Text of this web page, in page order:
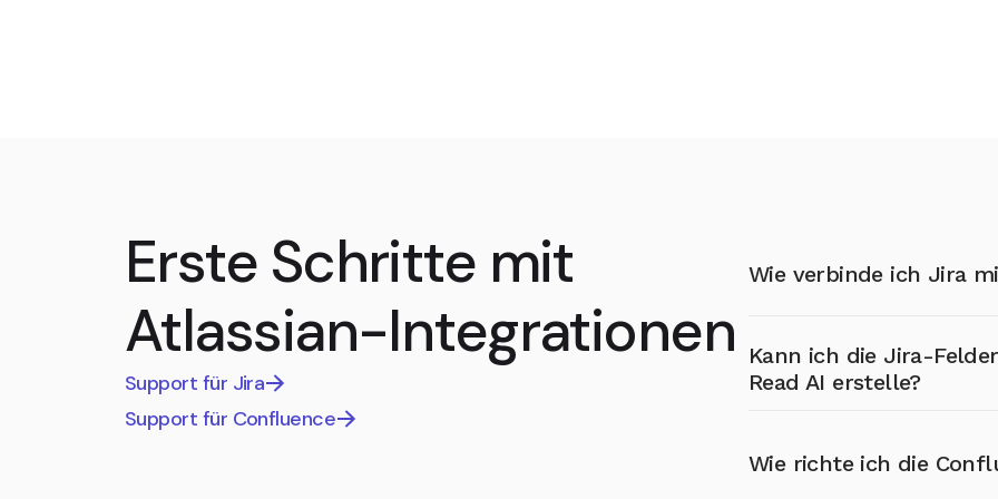
Erste Schritte mit
Atlassian-Integrationen
Support für Jira
Support für Confluence
Wie verbinde ich Jira
Kontos verbinden. Befolgen
und authentifizieren Sie sich
Kann ich die Jira-
Read AI erstelle?
und Fälligkeitsdatum, direkt
Wie richte ich die